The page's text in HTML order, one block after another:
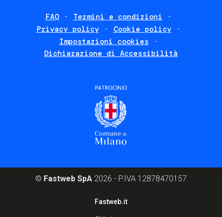
FAQ
Termini e condizioni
Privacy policy
Cookie policy
Impostazioni cookies
Dichiarazione di Accessibilità
© Fastweb SpA 2026 - P.IVA 12878470157
Fastweb.it